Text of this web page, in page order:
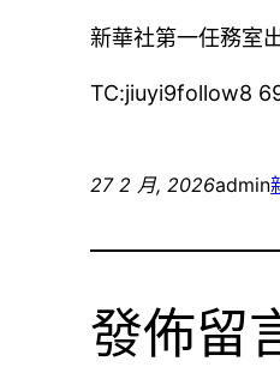
新華社第一任務室
TC:jiuyi9follow8
27 2 月, 2026admin
發佈留